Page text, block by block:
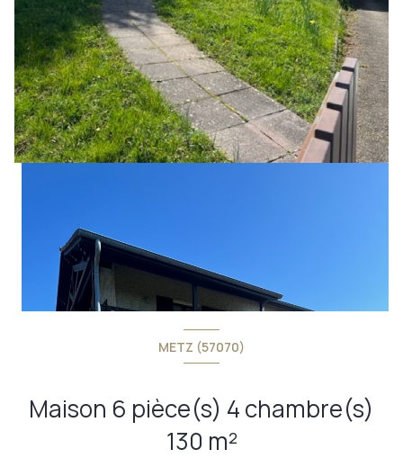
METZ (57070)
Maison 6 pièce(s) 4 chambre(s)
130 m²